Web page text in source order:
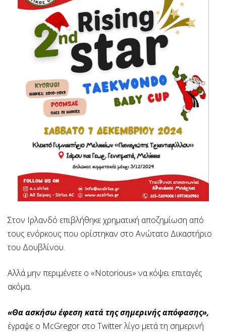
Στον Ιρλανδό επιβλήθηκε χρηματική αποζημίωση από
τους ενόρκους που ορίστηκαν στο Ανώτατο Δικαστήριο
του Δουβλίνου.
Αλλά μην περιμένετε ο «Notorious» να κόψει επιταγές
ακόμα.
«Θα ασκήσω έφεση κατά της σημερινής απόφασης»,
έγραψε ο McGregor στο Twitter λίγο μετά τη σημερινή